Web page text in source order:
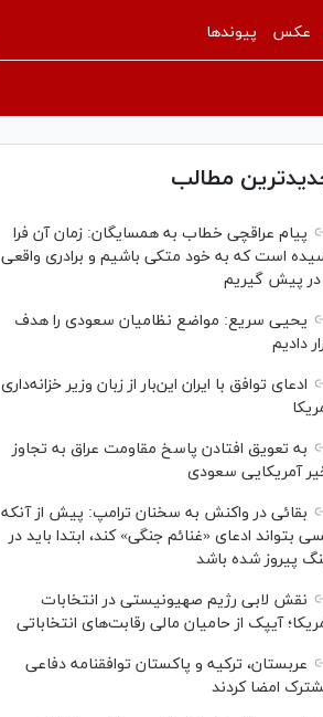
عکس پیوندها
مطالب
پیام عراقچی خطاب به همسایگان: زمان آن فرا
است که به خود متکی باشیم و برادری واقعی
در پیش گیریم
یحیی سریع: مواضع نظامیان سعودی را هدف
دادیم
ادعای توافق با ایران این‌بار از زبان وزیر خزانه‌داری
به تعویق افتادن پاسخ مقاومت عراق به تجاوز
آمریکایی سعودی
بقائی در واکنش به سخنان ترامپ: پیش از آنکه
بتواند ادعای «غنائم جنگی» کند، ابتدا باید در
پیروز شده باشد
نقش لابی رژیم صهیونیستی در انتخابات
آیپک از حامیان مالی رقابت‌های انتخاباتی
عربستان، ترکیه و پاکستان توافقنامه دفاعی
امضا کردند